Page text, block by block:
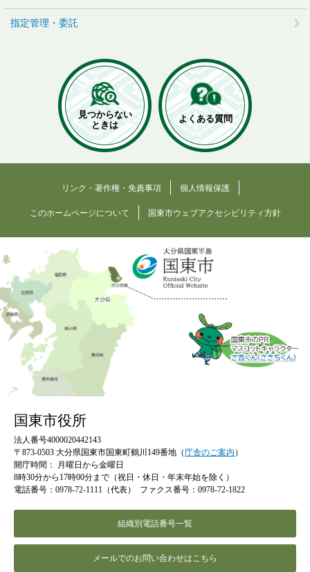
指定管理・委託
見つからない
ときは
よくある質問
リンク・著作権・免責事項 個人情報保護
このホームページについて 国東市ウェブアクセシビリティ方針
国東市役所
法人番号4000020442143
〒873-0503 大分県国東市国東町鶴川149番地（庁舎のご案内 ）
開庁時間：
月曜日から金曜日
8時30分から17時00分まで（祝日・休日・年末年始を除く）
電話番号：0978-72-1111（代表）
ファクス番号：0978-72-1822
組織別電話番号一覧
メールでのお問い合わせはこちら